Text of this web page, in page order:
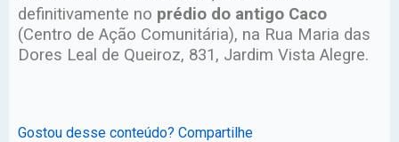
definitivamente no prédio do antigo Caco
(Centro de Ação Comunitária), na Rua Maria das
Dores Leal de Queiroz, 831, Jardim Vista Alegre.
Gostou desse conteúdo? Compartilhe